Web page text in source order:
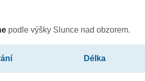
podle výšky Slunce nad obzorem.
Délka